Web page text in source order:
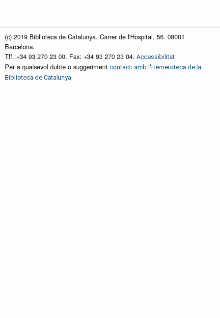
(c) 2019 Biblioteca de Catalunya. Carrer de l'Hospital, 56. 08001
Barcelona.
Tlf.:+34 93 270 23 00. Fax: +34 93 270 23 04. Accessibilitat
Per a qualsevol dubte o suggeriment contacti amb l'Hemeroteca de la
Biblioteca de Catalunya